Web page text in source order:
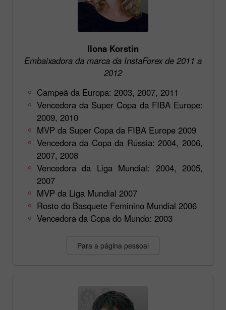
Ilona Korstin
Embaixadora da marca da InstaForex de 2011 a
2012
Campeã da Europa: 2003, 2007, 2011
Vencedora da Super Copa da FIBA Europe:
2009, 2010
MVP da Super Copa da FIBA Europe 2009
Vencedora da Copa da Rússia: 2004, 2006,
2007, 2008
Vencedora da Liga Mundial: 2004, 2005,
2007
MVP da Liga Mundial 2007
Rosto do Basquete Feminino Mundial 2006
Vencedora da Copa do Mundo: 2003
Para a página pessoal